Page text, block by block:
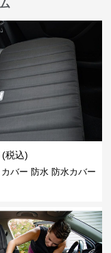
(税込)
バー 防水 防水カバー